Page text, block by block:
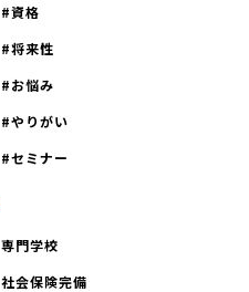
資格
将来性
お悩み
やりがい
セミナー
専門学校
社会保険完備